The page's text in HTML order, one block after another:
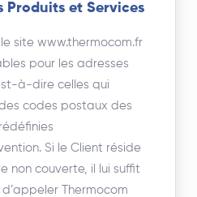
Produits et Services
site www.thermocom.fr
pour les adresses
à-dire celles qui
codes postaux des
Si le Client réside
non couverte, il lui suffit
Thermocom